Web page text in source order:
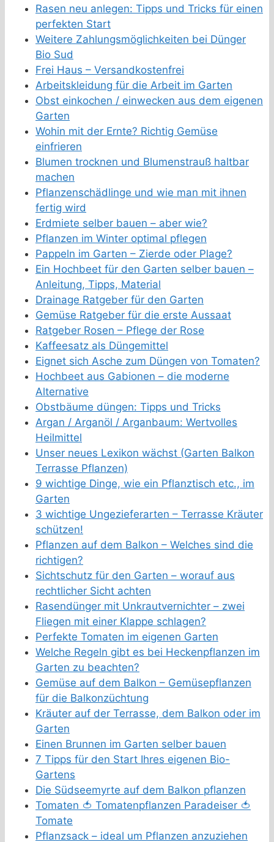
Rasen neu anlegen: Tipps und Tricks für einen
perfekten Start
Weitere Zahlungsmöglichkeiten bei Dünger
Bio Sud
Frei Haus – Versandkostenfrei
Arbeitskleidung für die Arbeit im Garten
Obst einkochen / einwecken aus dem eigenen
Garten
Wohin mit der Ernte? Richtig Gemüse
einfrieren
Blumen trocknen und Blumenstrauß haltbar
machen
Pflanzenschädlinge und wie man mit ihnen
fertig wird
Erdmiete selber bauen – aber wie?
Pflanzen im Winter optimal pflegen
Pappeln im Garten – Zierde oder Plage?
Ein Hochbeet für den Garten selber bauen –
Anleitung, Tipps, Material
Drainage Ratgeber für den Garten
Gemüse Ratgeber für die erste Aussaat
Ratgeber Rosen – Pflege der Rose
Kaffeesatz als Düngemittel
Eignet sich Asche zum Düngen von Tomaten?
Hochbeet aus Gabionen – die moderne
Alternative
Obstbäume düngen: Tipps und Tricks
Argan / Arganöl / Arganbaum: Wertvolles
Heilmittel
Unser neues Lexikon wächst (Garten Balkon
Terrasse Pflanzen)
9 wichtige Dinge, wie ein Pflanztisch etc., im
Garten
3 wichtige Ungezieferarten – Terrasse Kräuter
schützen!
Pflanzen auf dem Balkon – Welches sind die
richtigen?
Sichtschutz für den Garten – worauf aus
rechtlicher Sicht achten
Rasendünger mit Unkrautvernichter – zwei
Fliegen mit einer Klappe schlagen?
Perfekte Tomaten im eigenen Garten
Welche Regeln gibt es bei Heckenpflanzen im
Garten zu beachten?
Gemüse auf dem Balkon – Gemüsepflanzen
für die Balkonzüchtung
Kräuter auf der Terrasse, dem Balkon oder im
Garten
Einen Brunnen im Garten selber bauen
7 Tipps für den Start Ihres eigenen Bio-
Gartens
Die Südseemyrte auf dem Balkon pflanzen
Tomaten 🍅 Tomatenpflanzen Paradeiser 🍅
Tomate
Pflanzsack – ideal um Pflanzen anzuziehen